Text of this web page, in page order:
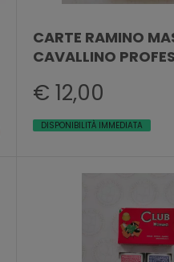
CARTE RAMINO
CAVALLINO
€ 12,00
DISPONIBILITÀ IMMEDIATA